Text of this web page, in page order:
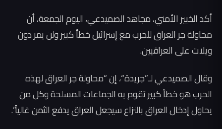
أكد الخبير الأمني، مجاهد الصميدعي، اليوم الجمعة، أن
محاولة جر العراق للحرب مع إسرائيل خطأ كبير ولن يمر دون
ويلات على العراقيين.
وقال الصميدعي لـ”جريدة“، إن “محاولة جر العراق لهذه
الحرب هو خطأ كبير تقوم به الجماعات المسلحة وكل من
يحاول إدخال العراق بالنزاع سيجعل العراق يدفع الثمن غالياً”.